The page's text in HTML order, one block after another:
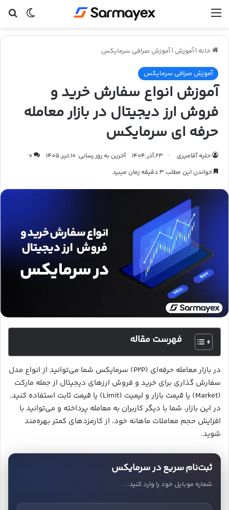
خانه | آموزش | آموزش صرافی سرمایکس
آموزش صرافی سرمایکس
آموزش انواع سفارش خرید و
فروش ارز دیجیتال در بازار معامله
حرفه ای سرمایکس
حلیه آقامیری 23,آذر,1404 آخرین به روز رسانی: 10,تیر,1405
0
خواندن این مطلب 3 دقیقه زمان میبرد
فهرست مقاله
در بازار معامله حرفه‌ای (P2P) سرمایکس شما می‌توانید از انواع مدل
سفارش گذاری برای خرید و فروش ارزهای دیجیتال از جمله مارکت
(Market) یا قیمت بازار و لیمیت (Limit) یا قیمت ثابت استفاده کنید.
در این بازار، شما با دیگر کاربران به معامله پرداخته و می‌توانید با
افزایش حجم معاملات ماهانه خود، از کارمزدهای کمتر بهره‌مند
شوید.
ثبت‌نام سریع در سرمایکس
شماره موبایل خود را وارد کنید...